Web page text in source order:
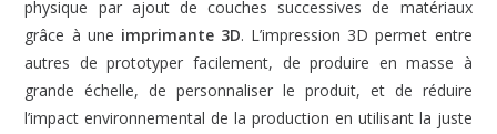
physique par ajout de couches successives de matériaux
grâce à une imprimante 3D. L’impression 3D permet entre
autres de prototyper facilement, de produire en masse à
grande échelle, de personnaliser le produit, et de réduire
l’impact environnemental de la production en utilisant la juste